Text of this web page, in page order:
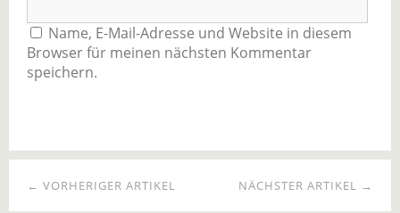
Name, E-Mail-Adresse und Website in diesem
Browser für meinen nächsten Kommentar
speichern.
NÄCHSTER ARTIKEL →
← VORHERIGER ARTIKEL